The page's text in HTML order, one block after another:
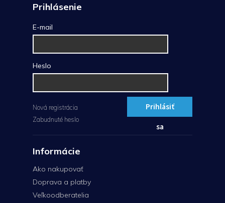
Prihlásenie
E-mail
Heslo
Prihlásiť
sa
Nová registrácia
Zabudnuté heslo
Informácie
Ako nakupovať
Doprava a platby
Veľkoodberatelia